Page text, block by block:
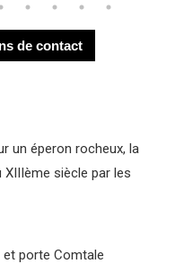
de contact
un éperon rocheux, la
siècle par les
et porte Comtale